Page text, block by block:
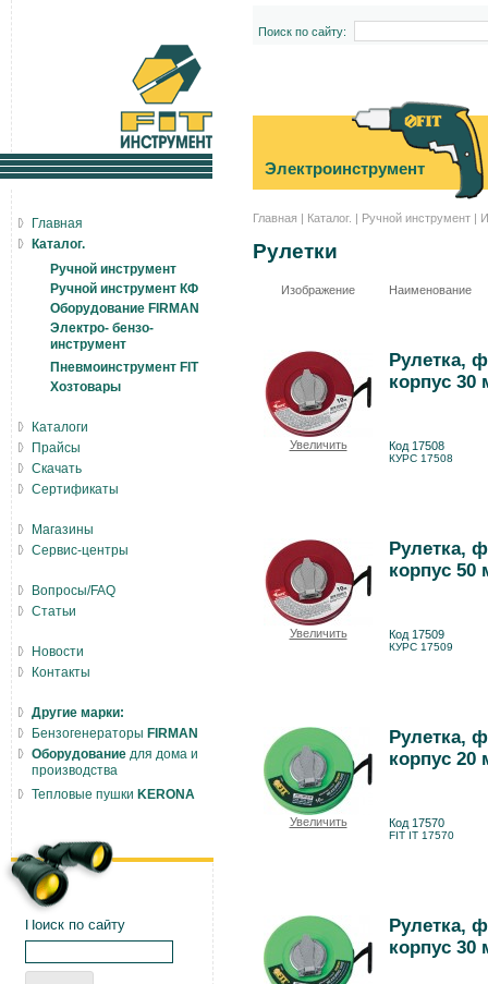
Поиск по сайту:
Электроинструмент
Главная | Каталог. | Ручной инструмент |
Рулетки
Изображение Наименование
Увеличить
Рулетка,
корпус 30
Код 17508
КУРС 17508
Увеличить
Рулетка,
корпус 50
Код 17509
КУРС 17509
Увеличить
Рулетка,
корпус 20
Код 17570
FIT IT 17570
Рулетка,
корпус 30
Главная
Каталог.
Ручной инструмент
Ручной инструмент КФ
Оборудование FIRMAN
Электро- бензо-
инструмент
Пневмоинструмент FIT
Хозтовары
Каталоги
Прайсы
Скачать
Сертификаты
Магазины
Сервис-центры
Вопросы/FAQ
Статьи
Новости
Контакты
Другие марки:
Бензогенераторы FIRMAN
Оборудование для дома и
производства
Тепловые пушки KERONA
Поиск по сайту